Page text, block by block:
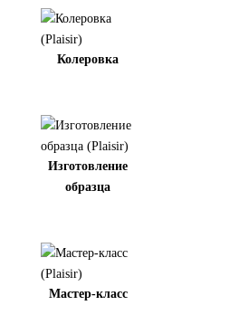
Колеровка
Изготовление
образца
Мастер-класс